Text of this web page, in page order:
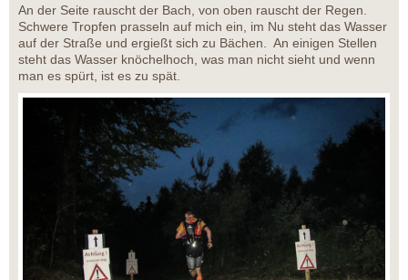
An der Seite rauscht der Bach, von oben rauscht der Regen.
Schwere Tropfen prasseln auf mich ein, im Nu steht das Wasser
auf der Straße und ergießt sich zu Bächen. An einigen Stellen
steht das Wasser knöchelhoch, was man nicht sieht und wenn
man es spürt, ist es zu spät.